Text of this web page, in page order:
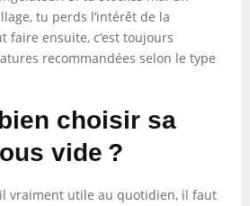
tu perds l’intérêt de la
faire ensuite, c’est toujours
recommandées selon le type
choisir sa
vide ?
vraiment utile au quotidien, il faut